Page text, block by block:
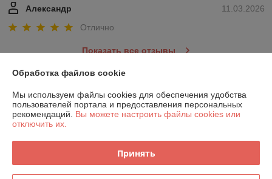
11.03.2026
Александр
Отлично
Показать все отзывы
О нас
Контакты
Обработка файлов cookie
Мы используем файлы cookies для обеспечения удобства
пользователей портала и предоставления персональных
рекомендаций. Вы можете настроить файлы cookies или
отключить их.
Принять